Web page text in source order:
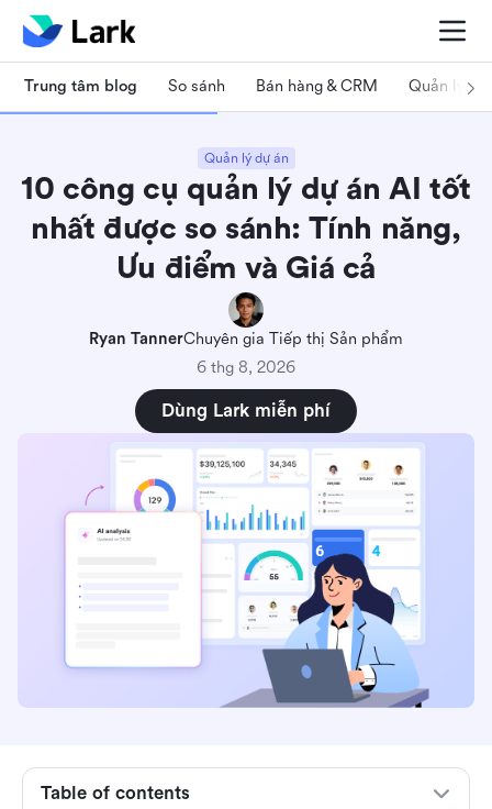
Trung tâm blog So sánh Bán hàng & CRM Quản lý dự
Quản lý dự án
10 công cụ quản lý dự án AI tốt
nhất được so sánh: Tính năng,
Ưu điểm và Giá cả
Ryan TannerChuyên gia Tiếp thị Sản phẩm
6 thg 8, 2026
Dùng Lark miễn phí
Table of contents